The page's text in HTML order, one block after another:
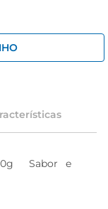
Sabor e